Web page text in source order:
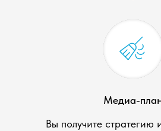
Медиа-
Вы получите стратегию